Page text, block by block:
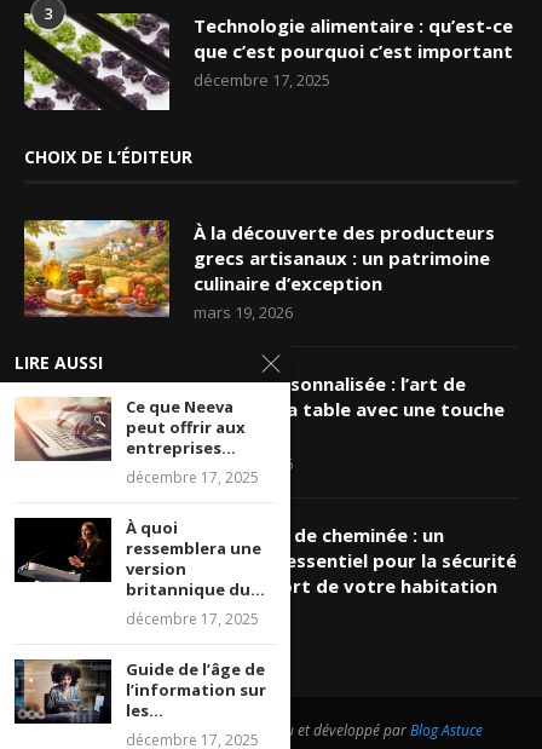
3
Technologie alimentaire : qu’est-ce
que c’est pourquoi c’est important
décembre 17, 2025
CHOIX DE L’ÉDITEUR
À la découverte des producteurs
grecs artisanaux : un patrimoine
culinaire d’exception
mars 19, 2026
Nappe personnalisée : l’art de
sublimer sa table avec une touche
unique
mars 16, 2026
Ramonage de cheminée : un
entretien essentiel pour la sécurité
et le confort de votre habitation
mars 8, 2026
@2026 - Tous droits réservés. Conçu et développé parBlog Astuce
LIRE AUSSI
Ce que Neeva
peut offrir aux
entreprises...
décembre 17, 2025
À quoi
ressemblera une
version
britannique du...
décembre 17, 2025
Guide de l’âge de
l’information sur
les...
décembre 17, 2025